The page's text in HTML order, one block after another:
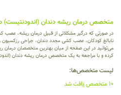
متخصص درمان ریشه دندان (اندودنتیست)
در صورتی که درگیر مشکلاتی از قبیل درمان ریشه،
نابالغ کودکان، عصب کشی مجدد دندان، جراحی رزکسیون
می‌توانید در این صفحه از میان بهترین متخصصان درمان
کرده و با مراجعه به یک متخصص درمان ریشه دندان
لیست متخصص‌ها:
10 متخصص یافت شد